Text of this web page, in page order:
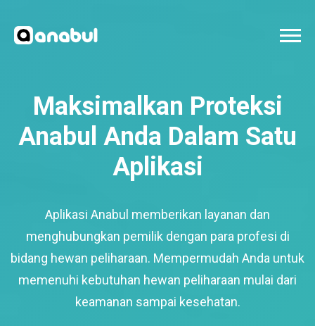
Maksimalkan Proteksi
Anabul Anda Dalam Satu
Aplikasi
Aplikasi Anabul memberikan layanan dan
menghubungkan pemilik dengan para profesi di
bidang hewan peliharaan. Mempermudah Anda untuk
memenuhi kebutuhan hewan peliharaan mulai dari
keamanan sampai kesehatan.